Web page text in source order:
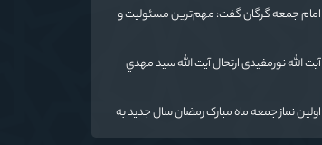
امام جمعه گرگان گفت: مهم‌ترین مسئولیت و
دانش‌آموزان، انسان‌سازی و تربیت نیروهای موثر
و مفید برای آینده ایران اسلامی است.
آیت الله نورمفیدی ارتحال آیت الله سيد مهدي
اولین نماز جمعه ماه مبارک رمضان سال جدید به